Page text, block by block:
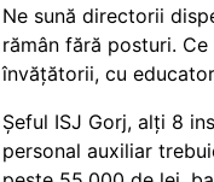
Ne sună directorii
rămân fără posturi.
învățătorii, cu
Șeful ISJ Gorj, alți 8
personal auxiliar